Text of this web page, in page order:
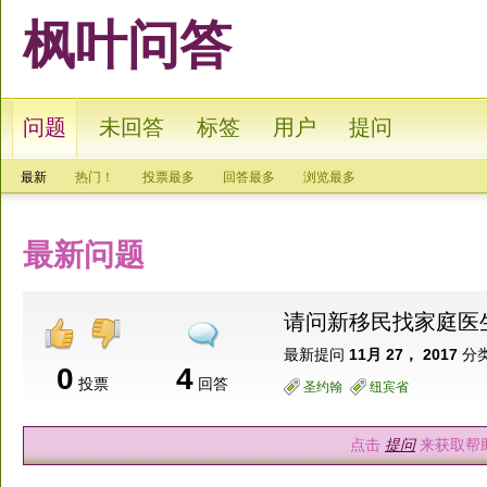
枫叶问答
问题 未回答 标签 用户 提问
最新 热门！ 投票最多 回答最多 浏览最多
最新问题
0 投票 4 回答
请问新移民找家庭医
最新提问 11月 27， 2017 分
圣约翰 纽宾省
点击 提问来获取帮